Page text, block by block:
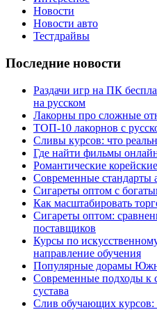
Новости
Новости авто
Тестдрайвы
Последние новости
Раздачи игр на ПК
на русском
Лакорны про сложные
ТОП-10 лакорнов с
Сливы курсов: что
Где найти фильмы
Романтические
Современные стандарты
Сигареты оптом с
Как масштабировать
Сигареты оптом:
поставщиков
Курсы по
направление обучения
Популярные дорамы
Современные подходы к
сустава
Слив обучающих курсов: